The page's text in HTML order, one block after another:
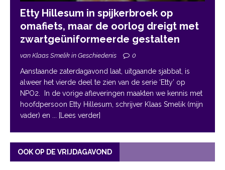
Etty Hillesum in spijkerbroek op
omafiets, maar de oorlog dreigt met
zwartgeüniformeerde gestalten
van Klaas Smelik in Geschiedenis 0
Aanstaande zaterdagavond laat, uitgaande sjabbat, is
alweer het vierde deel te zien van de serie ‘Etty’ op
NPO2. In de vorige afleveringen maakten we kennis met
hoofdpersoon Etty Hillesum, schrijver Klaas Smelik (mijn
vader) en
... [Lees verder]
OOK OP DE VRIJDAGAVOND